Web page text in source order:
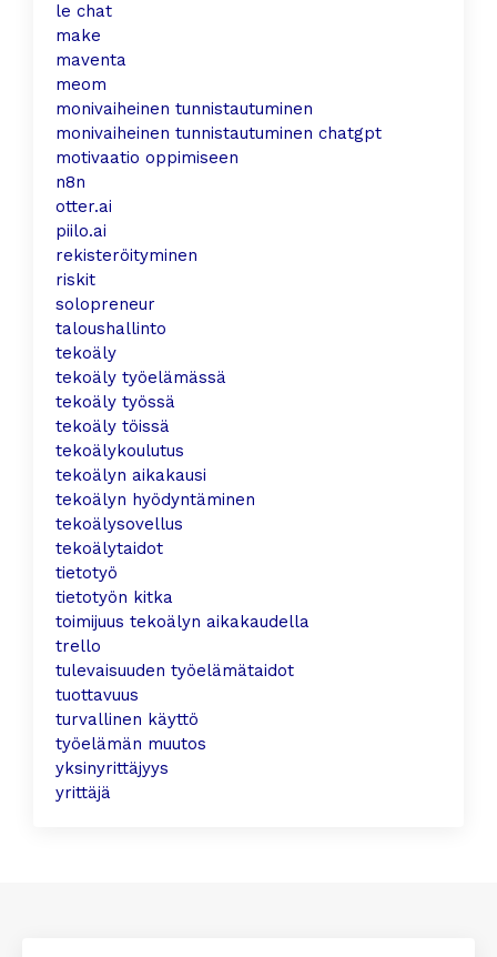
le chat
make
maventa
meom
monivaiheinen tunnistautuminen
monivaiheinen tunnistautuminen chatgpt
motivaatio oppimiseen
n8n
otter.ai
piilo.ai
rekisteröityminen
riskit
solopreneur
taloushallinto
tekoäly
tekoäly työelämässä
tekoäly työssä
tekoäly töissä
tekoälykoulutus
tekoälyn aikakausi
tekoälyn hyödyntäminen
tekoälysovellus
tekoälytaidot
tietotyö
tietotyön kitka
toimijuus tekoälyn aikakaudella
trello
tulevaisuuden työelämätaidot
tuottavuus
turvallinen käyttö
työelämän muutos
yksinyrittäjyys
yrittäjä